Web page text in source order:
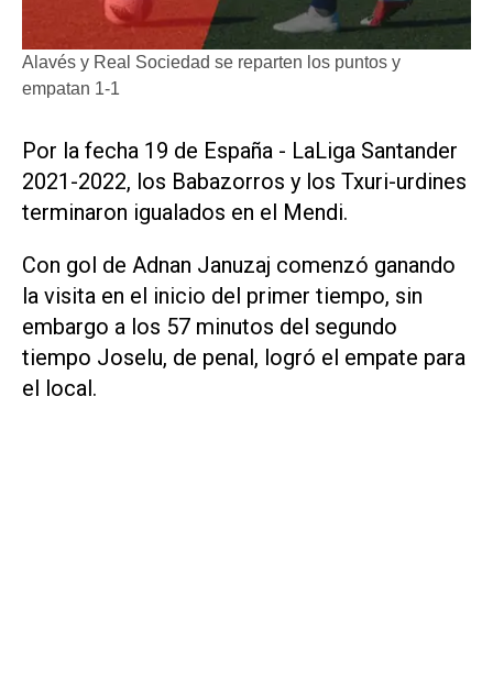
Alavés y Real Sociedad se reparten los puntos y
empatan 1-1
Por la fecha 19 de España - LaLiga Santander
2021-2022, los Babazorros y los Txuri-urdines
terminaron igualados en el Mendi.
Con gol de Adnan Januzaj comenzó ganando
la visita en el inicio del primer tiempo, sin
embargo a los 57 minutos del segundo
tiempo Joselu, de penal, logró el empate para
el local.